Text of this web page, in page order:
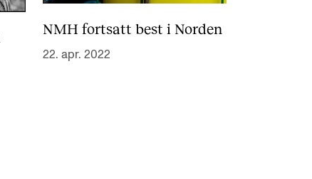
NMH fortsatt best i Norden
22. apr. 2022